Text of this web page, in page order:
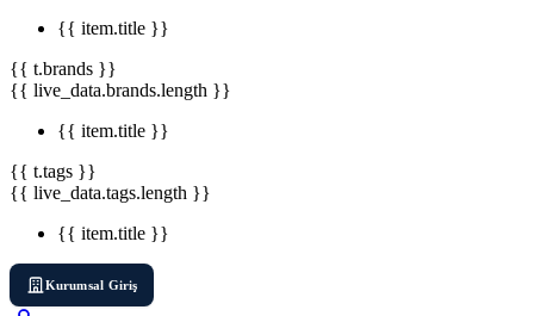
{{ item.title }}
{{ t.brands }}
{{ live_data.brands.length }}
{{ item.title }}
{{ t.tags }}
{{ live_data.tags.length }}
{{ item.title }}
Kurumsal Giriş